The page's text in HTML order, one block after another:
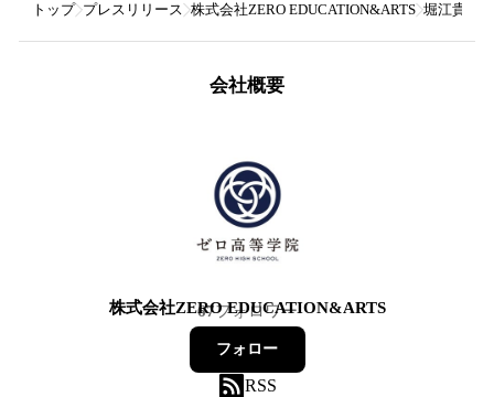
トップ プレスリリース 株式会社ZERO EDUCATION&ARTS 堀江貴文
会社概要
株式会社ZERO EDUCATION&ARTS
67フォロワー
フォロー
RSS